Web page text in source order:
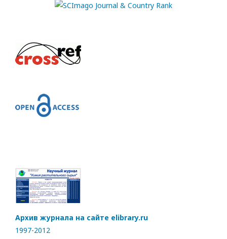
Архив журнала на сайте elibrary.ru
1997-2012